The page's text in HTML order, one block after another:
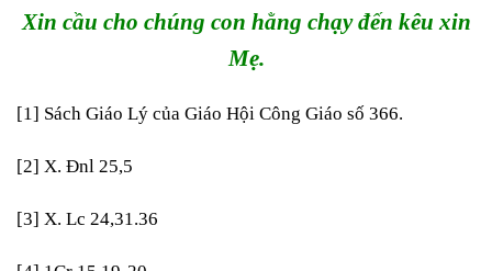
Xin cầu cho chúng con hằng chạy đến kêu xin
Mẹ.
[1] Sách Giáo Lý của Giáo Hội Công Giáo số 366.
[2] X. Đnl 25,5
[3] X. Lc 24,31.36